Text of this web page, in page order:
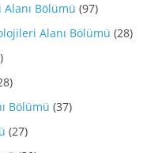
Bölümü (97)
Alanı Bölümü (28)
Bölümü (37)
(27)